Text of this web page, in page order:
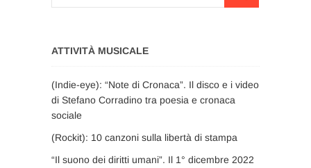
ATTIVITÀ MUSICALE
(Indie-eye): “Note di Cronaca”. Il disco e i video
di Stefano Corradino tra poesia e cronaca
sociale
(Rockit): 10 canzoni sulla libertà di stampa
“Il suono dei diritti umani”. Il 1° dicembre 2022